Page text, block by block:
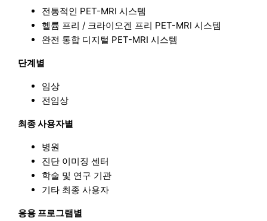
전통적인 PET-MRI 시스템
헬륨 프리 / 크라이오겐 프리 PET-MRI 시스템
완전 통합 디지털 PET-MRI 시스템
단계별
임상
전임상
최종 사용자별
병원
진단 이미징 센터
학술 및 연구 기관
기타 최종 사용자
응용 프로그램별